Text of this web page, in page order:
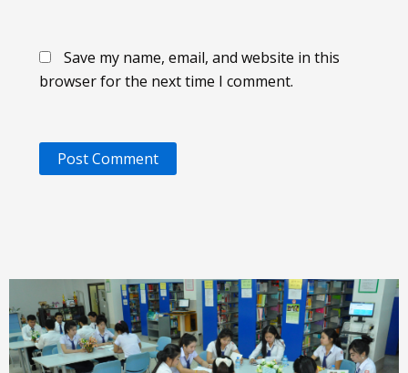
Save my name, email, and website in this
browser for the next time I comment.